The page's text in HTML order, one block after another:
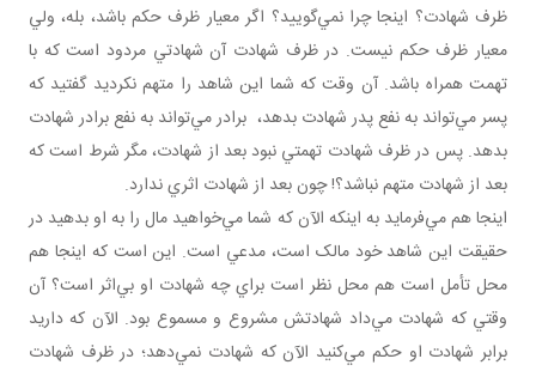
ظرف شهادت؟ اينجا چرا نمي‌گوييد؟ اگر معيار ظرف حکم باشد، بله، ولي
معيار ظرف حکم نيست. در ظرف شهادت آن شهادتي مردود است که با
تهمت همراه باشد. آن وقت که شما اين شاهد را متهم نکرديد گفتيد که
پسر مي‌تواند به نفع پدر شهادت بدهد، برادر مي‌تواند به نفع برادر شهادت
بدهد. پس در ظرف شهادت تهمتي نبود بعد از شهادت، مگر شرط است که
بعد از شهادت متهم نباشد؟! چون بعد از شهادت اثري ندارد.
اينجا هم مي‌فرمايد به اينکه الآن که شما مي‌خواهيد مال را به او بدهيد در
حقيقت اين شاهد خود مالک است، مدعي است. اين است که اينجا هم
محل تأمل است هم محل نظر است براي چه شهادت او بي‌اثر است؟ آن
وقتي که شهادت مي‌داد شهادتش مشروع و مسموع بود. الآن که داريد
برابر شهادت او حکم مي‌کنيد الآن که شهادت نمي‌دهد؛ در ظرف شهادت